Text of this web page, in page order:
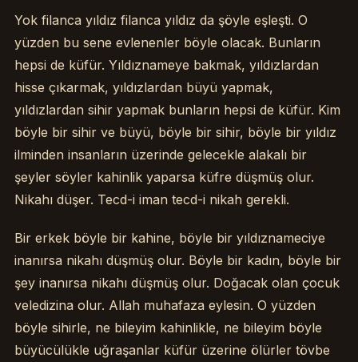
Yok filanca yıldız filanca yıldız da şöyle eşleşti. O
yüzden bu sene evlenenler böyle olacak. Bunların
hepsi de küfür. Yıldıznameye bakmak, yıldızlardan
hisse çıkarmak, yıldızlardan büyü yapmak,
yıldızlardan sihir yapmak bunların hepsi de küfür. Kim
böyle bir sihir ve büyü, böyle bir sihir, böyle bir yıldız
ilminden insanların üzerinde gelecekle alakalı bir
şeyler söyler kahinlik yaparsa küfre düşmüş olur.
Nikahı düşer. Tecd-i iman tecd-i nikah gerekli.
Bir erkek böyle bir kahine, böyle bir yıldıznameciye
inanırsa nikahı düşmüş olur. Böyle bir kadın, böyle bir
şey inanırsa nikahı düşmüş olur. Doğacak olan çocuk
veledizina olur. Allah muhafaza eylesin. O yüzden
böyle sihirle, ne bileyim kahinlikle, ne bileyim böyle
büyücülükle uğraşanlar küfür üzerine ölürler tövbe